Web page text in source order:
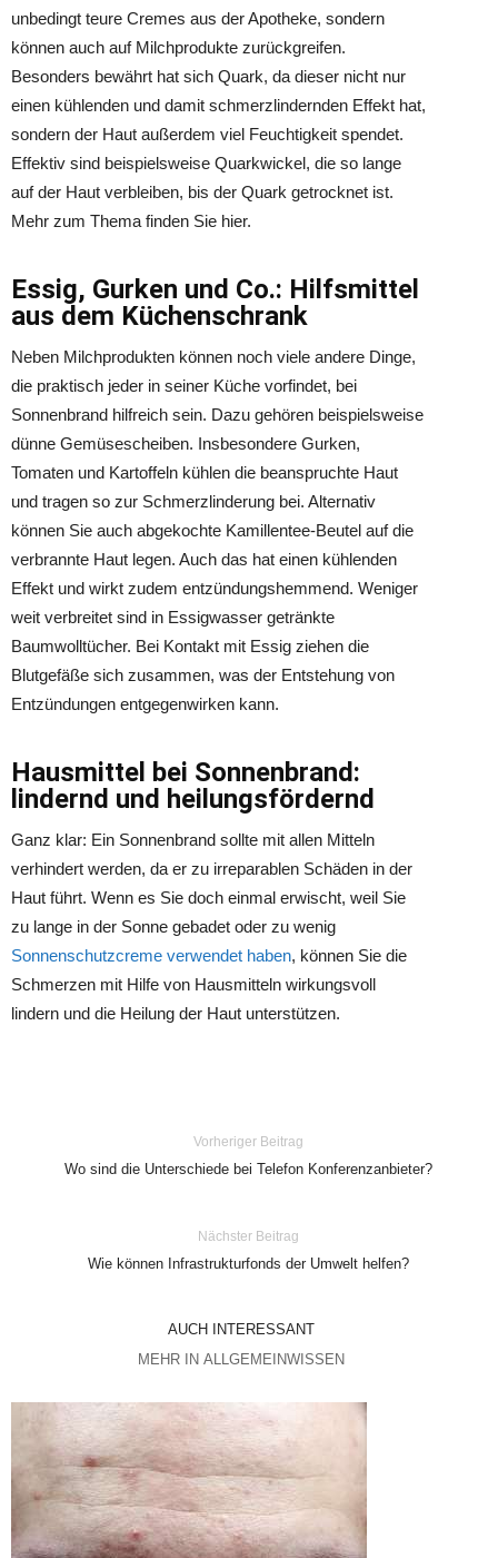
unbedingt teure Cremes aus der Apotheke, sondern
können auch auf Milchprodukte zurückgreifen.
Besonders bewährt hat sich Quark, da dieser nicht nur
einen kühlenden und damit schmerzlindernden Effekt hat,
sondern der Haut außerdem viel Feuchtigkeit spendet.
Effektiv sind beispielsweise Quarkwickel, die so lange
auf der Haut verbleiben, bis der Quark getrocknet ist.
Mehr zum Thema finden Sie hier.
Essig, Gurken und Co.: Hilfsmittel
aus dem Küchenschrank
Neben Milchprodukten können noch viele andere Dinge,
die praktisch jeder in seiner Küche vorfindet, bei
Sonnenbrand hilfreich sein. Dazu gehören beispielsweise
dünne Gemüsescheiben. Insbesondere Gurken,
Tomaten und Kartoffeln kühlen die beanspruchte Haut
und tragen so zur Schmerzlinderung bei. Alternativ
können Sie auch abgekochte Kamillentee-Beutel auf die
verbrannte Haut legen. Auch das hat einen kühlenden
Effekt und wirkt zudem entzündungshemmend. Weniger
weit verbreitet sind in Essigwasser getränkte
Baumwolltücher. Bei Kontakt mit Essig ziehen die
Blutgefäße sich zusammen, was der Entstehung von
Entzündungen entgegenwirken kann.
Hausmittel bei Sonnenbrand:
lindernd und heilungsfördernd
Ganz klar: Ein Sonnenbrand sollte mit allen Mitteln
verhindert werden, da er zu irreparablen Schäden in der
Haut führt. Wenn es Sie doch einmal erwischt, weil Sie
zu lange in der Sonne gebadet oder zu wenig
Sonnenschutzcreme verwendet haben, können Sie die
Schmerzen mit Hilfe von Hausmitteln wirkungsvoll
lindern und die Heilung der Haut unterstützen.
Vorheriger Beitrag
Wo sind die Unterschiede bei Telefon Konferenzanbieter?
Nächster Beitrag
Wie können Infrastrukturfonds der Umwelt helfen?
AUCH INTERESSANT
MEHR IN ALLGEMEINWISSEN